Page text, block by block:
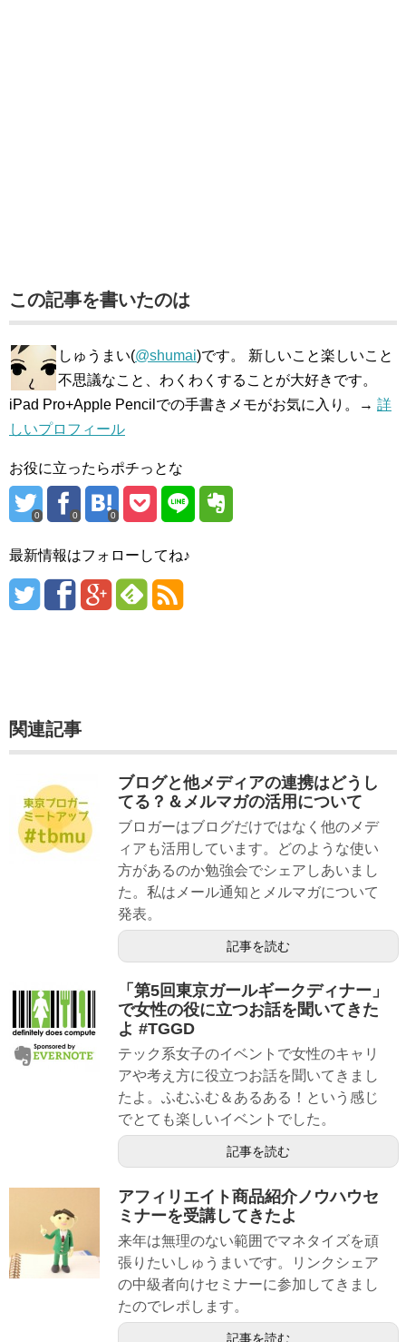
この記事を書いたのは
しゅうまい(@shumai)です。 新しいこと楽しいこと
不思議なこと、わくわくすることが大好きです。
iPad Pro+Apple Pencilでの手書きメモがお気に入り。→ 詳
しいプロフィール
お役に立ったらポチっとな
0 0 0
最新情報はフォローしてね♪
関連記事
ブログと他メディアの連携はどうし
てる？＆メルマガの活用について
ブロガーはブログだけではなく他のメデ
ィアも活用しています。どのような使い
方があるのか勉強会でシェアしあいまし
た。私はメール通知とメルマガについて
発表。
記事を読む
「第5回東京ガールギークディナー」
で女性の役に立つお話を聞いてきた
よ #TGGD
テック系女子のイベントで女性のキャリ
アや考え方に役立つお話を聞いてきまし
たよ。ふむふむ＆あるある！という感じ
でとても楽しいイベントでした。
記事を読む
アフィリエイト商品紹介ノウハウセ
ミナーを受講してきたよ
来年は無理のない範囲でマネタイズを頑
張りたいしゅうまいです。リンクシェア
の中級者向けセミナーに参加してきまし
たのでレポします。
記事を読む